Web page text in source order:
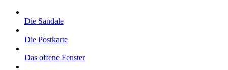
Die Sandale
Die Postkarte
Das offene Fenster